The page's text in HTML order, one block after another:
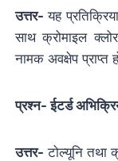
उत्तर- यह
साथ क्रोमाइल
नामक अवक्षेप प्राप्त
प्रश्न- ईटर्ड
उत्तर- टोल्यूनि तथा